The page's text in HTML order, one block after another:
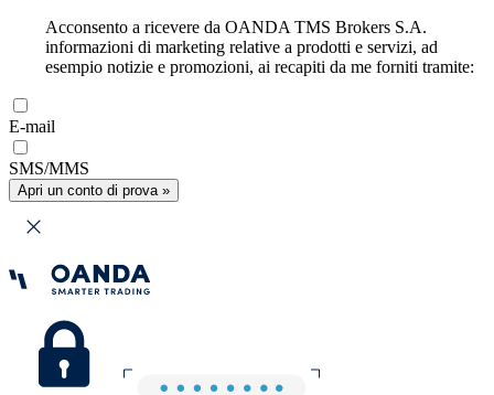
Acconsento a ricevere da OANDA TMS Brokers S.A.
informazioni di marketing relative a prodotti e servizi, ad
esempio notizie e promozioni, ai recapiti da me forniti tramite:
E-mail
SMS/MMS
Apri un conto di prova »